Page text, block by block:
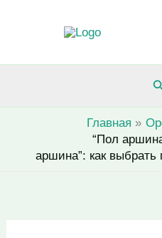
Главная
“Пол
аршина”: как